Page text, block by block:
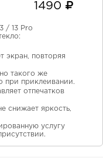
1490
/ 13 Pro
экран, повторяя
такого же
при приклеивании.
отпечатков
снижает яркость,
услугу